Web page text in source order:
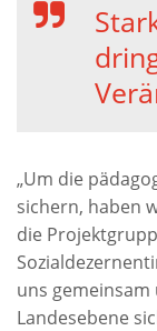
„Um die
sichern, haben
die
uns
Landesebene